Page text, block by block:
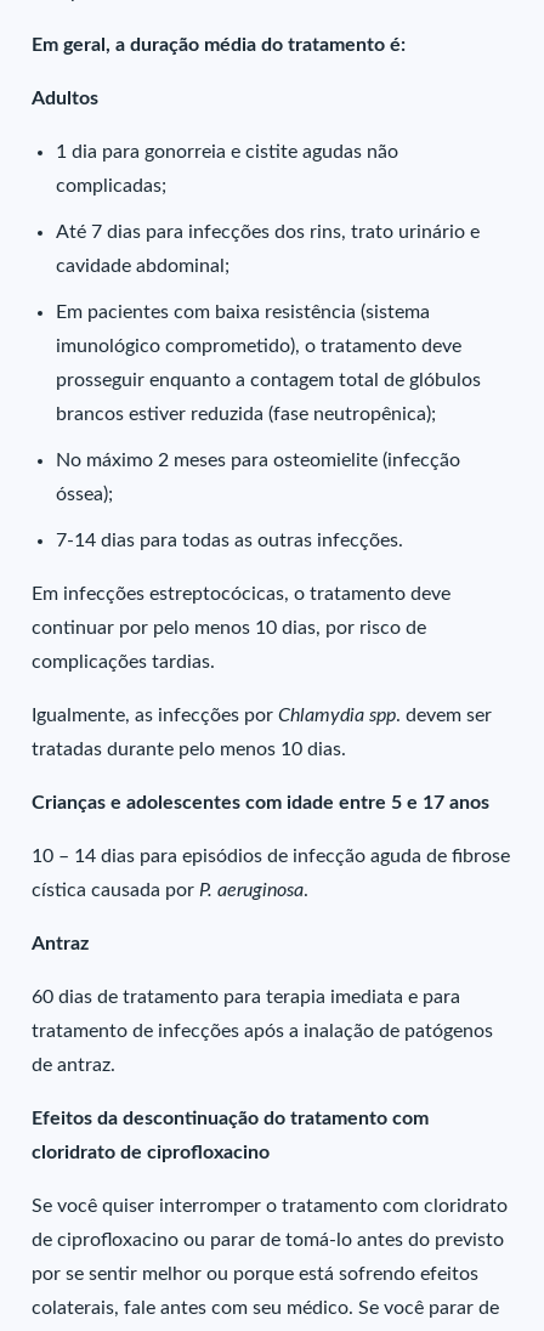
Em geral, a duração média do tratamento é:
Adultos
1 dia para gonorreia e cistite agudas não
complicadas;
Até 7 dias para infecções dos rins, trato urinário e
cavidade abdominal;
Em pacientes com baixa resistência (sistema
imunológico comprometido), o tratamento deve
prosseguir enquanto a contagem total de glóbulos
brancos estiver reduzida (fase neutropênica);
No máximo 2 meses para osteomielite (infecção
óssea);
7-14 dias para todas as outras infecções.
Em infecções estreptocócicas, o tratamento deve
continuar por pelo menos 10 dias, por risco de
complicações tardias.
Igualmente, as infecções porChlamydia spp. devem ser
tratadas durante pelo menos 10 dias.
Crianças e adolescentes com idade entre 5 e 17 anos
10 – 14 dias para episódios de infecção aguda de fibrose
cística causada por P. aeruginosa.
Antraz
60 dias de tratamento para terapia imediata e para
tratamento de infecções após a inalação de patógenos
de antraz.
Efeitos da descontinuação do tratamento com
cloridrato de ciprofloxacino
Se você quiser interromper o tratamento com cloridrato
de ciprofloxacino ou parar de tomá-lo antes do previsto
por se sentir melhor ou porque está sofrendo efeitos
colaterais, fale antes com seu médico. Se você parar de